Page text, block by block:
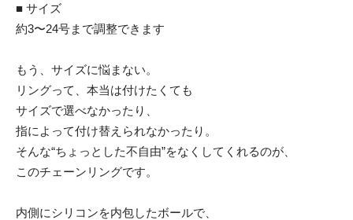
■ サイズ
約3〜24号まで調整できます
もう、サイズに悩まない。
リングって、本当は付けたくても
サイズで選べなかったり、
指によって付け替えられなかったり。
そんな“ちょっとした不自由”をなくしてくれるのが、
このチェーンリングです。
内側にシリコンを内包したボールで、